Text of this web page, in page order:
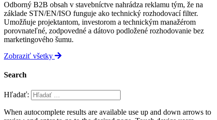
Odborný B2B obsah v stavebníctve nahrádza reklamu tým, že na
základe STN/EN/ISO funguje ako technický rozhodovací filter.
Umožňuje projektantom, investorom a technickým manažérom
porovnateľné, zodpovedné a dátovo podložené rozhodovanie bez
marketingového šumu.
Zobraziť všetky
Search
Hľadať:
When autocomplete results are available use up and down arrows to